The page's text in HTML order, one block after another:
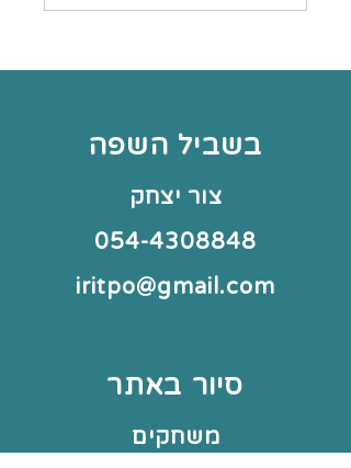
בשביל השפה
צור יצחק
054-4308848
iritpo@gmail.com
סיור באתר
משחקים